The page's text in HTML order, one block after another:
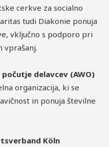
cerkve za socialno
tudi Diakonie ponuja
vključno s podporo pri
vprašanj.
delavcev (AWO)
organizacija, ki se
in ponuja številne
Köln